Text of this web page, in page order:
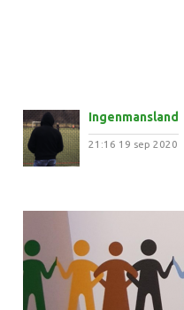
Ingenmansland
21:16 19 sep 2020